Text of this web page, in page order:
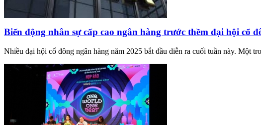
Biến động nhân sự cấp cao ngân hàng trước thềm đại hội cổ
Nhiều đại hội cổ đông ngân hàng năm 2025 bắt đầu diễn ra cuối tuần này. Một